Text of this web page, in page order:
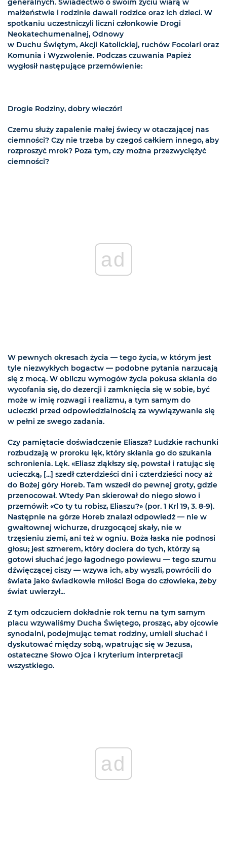
generalnych. Świadectwo o swoim życiu wiarą w
małżeństwie i rodzinie dawali rodzice oraz ich dzieci. W
spotkaniu uczestniczyli liczni członkowie Drogi
Neokatechumenalnej, Odnowy
w Duchu Świętym, Akcji Katolickiej, ruchów Focolari oraz
Komunia i Wyzwolenie. Podczas czuwania Papież
wygłosił następujące przemówienie:
Drogie Rodziny, dobry wieczór!
Czemu służy zapalenie małej świecy w otaczającej nas
ciemności? Czy nie trzeba by czegoś całkiem innego, aby
rozproszyć mrok? Poza tym, czy można przezwyciężyć
ciemności?
ad
W pewnych okresach życia — tego życia, w którym jest
tyle niezwykłych bogactw — podobne pytania narzucają
się z mocą. W obliczu wymogów życia pokusa skłania do
wycofania się, do dezercji i zamknięcia się w sobie, być
może w imię rozwagi i realizmu, a tym samym do
ucieczki przed odpowiedzialnością za wywiązywanie się
w pełni ze swego zadania.
Czy pamiętacie doświadczenie Eliasza? Ludzkie rachunki
rozbudzają w proroku lęk, który skłania go do szukania
schronienia. Lęk. «Eliasz zląkłszy się, powstał i ratując się
ucieczką, [...] szedł czterdzieści dni i czterdzieści nocy aż
do Bożej góry Horeb. Tam wszedł do pewnej groty, gdzie
przenocował. Wtedy Pan skierował do niego słowo i
przemówił: «Co ty tu robisz, Eliaszu?» (por. 1 Krl 19, 3. 8-9).
Następnie na górze Horeb znalazł odpowiedź — nie w
gwałtownej wichurze, druzgocącej skały, nie w
trzęsieniu ziemi, ani też w ogniu. Boża łaska nie podnosi
głosu; jest szmerem, który dociera do tych, którzy są
gotowi słuchać jego łagodnego powiewu — tego szumu
dźwięczącej ciszy — wzywa ich, aby wyszli, powrócili do
świata jako świadkowie miłości Boga do człowieka, żeby
świat uwierzył...
Z tym odczuciem dokładnie rok temu na tym samym
placu wzywaliśmy Ducha Świętego, prosząc, aby ojcowie
synodalni, podejmując temat rodziny, umieli słuchać i
dyskutować między sobą, wpatrując się w Jezusa,
ostateczne Słowo Ojca i kryterium interpretacji
wszystkiego.
ad